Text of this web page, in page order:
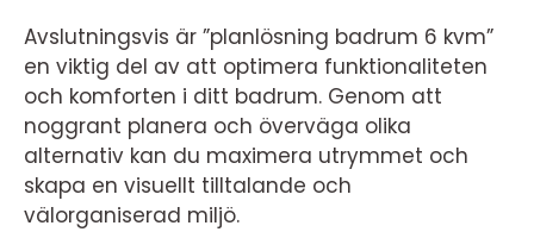
Avslutningsvis är ”planlösning badrum 6 kvm”
en viktig del av att optimera funktionaliteten
och komforten i ditt badrum. Genom att
noggrant planera och överväga olika
alternativ kan du maximera utrymmet och
skapa en visuellt tilltalande och
välorganiserad miljö.